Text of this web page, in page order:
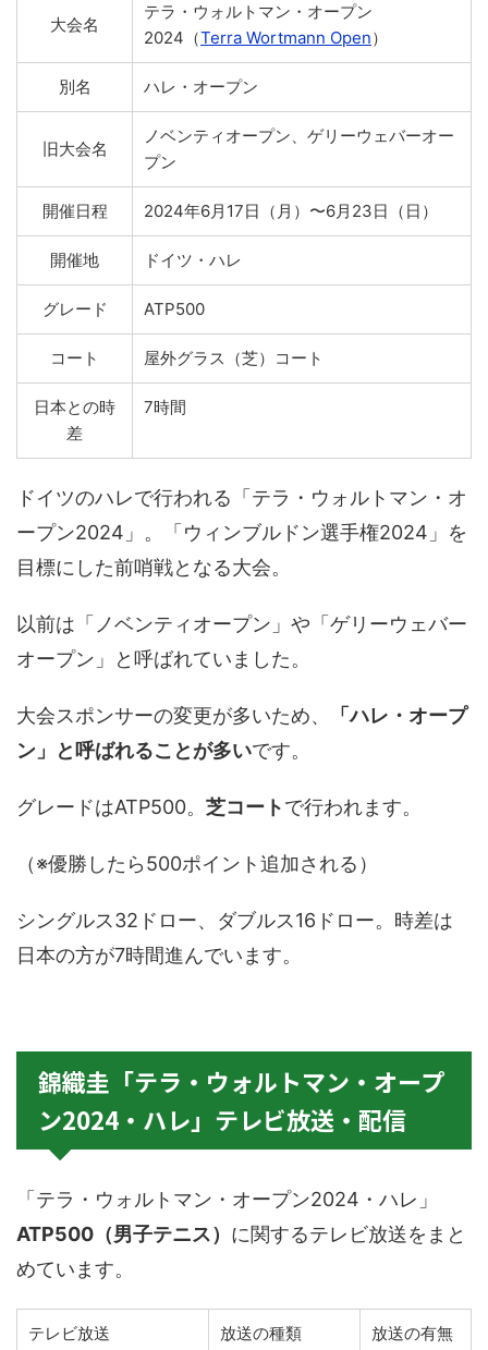
大会名
テラ・ウォルトマン・オープン
2024（Terra Wortmann Open）
別名 ハレ・オープン
旧大会名
ノベンティオープン、ゲリーウェバーオー
プン
開催日程 2024年6月17日（月）〜6月23日（日）
開催地 ドイツ・ハレ
グレード ATP500
コート 屋外グラス（芝）コート
日本との時
差
7時間
ドイツのハレで行われる「テラ・ウォルトマン・オ
ープン2024」。「ウィンブルドン選手権2024」を
目標にした前哨戦となる大会。
以前は「ノベンティオープン」や「ゲリーウェバー
オープン」と呼ばれていました。
大会スポンサーの変更が多いため、
「ハレ・オープ
ン」と呼ばれることが多いです。
グレードはATP500。 芝コートで行われます。
（※優勝したら500ポイント追加される）
シングルス32ドロー、ダブルス16ドロー。時差は
日本の方が7時間進んでいます。
錦織圭「テラ・ウォルトマン・オープ
ン2024・ハレ」テレビ放送・配信
「テラ・ウォルトマン・オープン2024・ハレ」
ATP500（男子テニス） に関するテレビ放送をまと
めています。
テレビ放送 放送の種類 放送の有無